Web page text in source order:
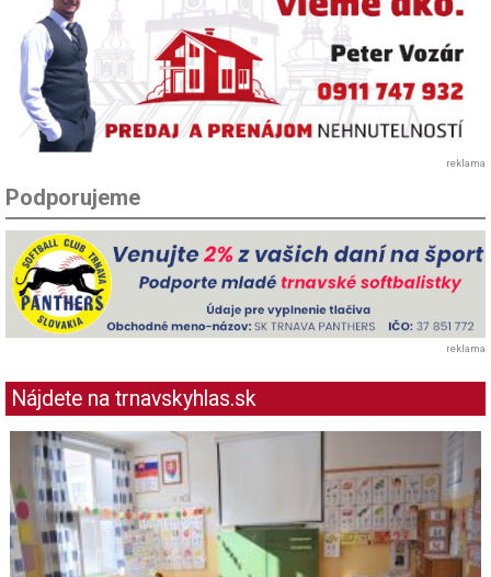
reklama
Podporujeme
reklama
Nájdete na trnavskyhlas.sk